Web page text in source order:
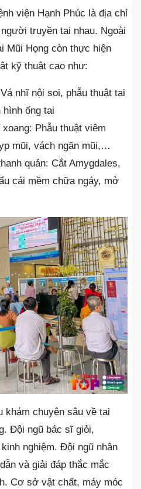
viện Hạnh Phúc là địa chỉ
truyền tai nhau. Ngoài
Mũi Họng còn thực hiện
kỹ thuật cao như:
nhĩ nội soi, phẫu thuật tai
ống tai
Phẫu thuật viêm
mũi, vách ngăn mũi,…
quản: Cắt Amygdales,
cái mềm chữa ngáy, mở
khám chuyên sâu về tai
Đội ngũ bác sĩ giỏi,
nghiệm. Đội ngũ nhân
và giải đáp thắc mắc
Cơ sở vật chất, máy móc